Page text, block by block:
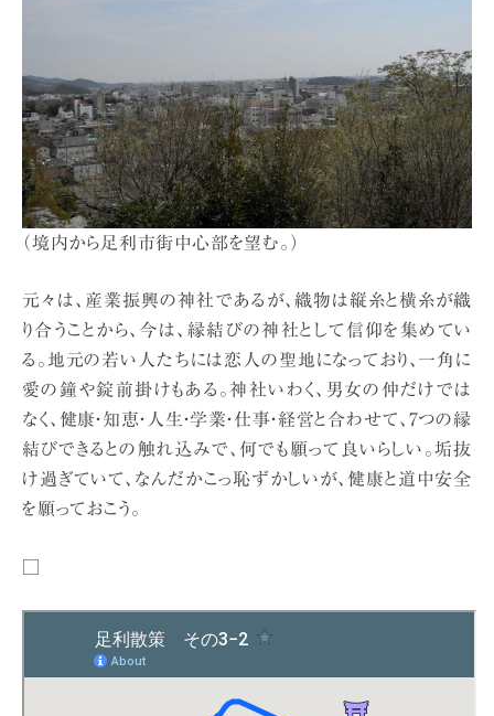
（境内から足利市街中心部を望む。）
元々は、産業振興の神社であるが、織物は縦糸と横糸が織
り合うことから、今は、縁結びの神社として信仰を集めてい
る。地元の若い人たちには恋人の聖地になっており、一角に
愛の鐘や錠前掛けもある。神社いわく、男女の仲だけでは
なく、健康・知恵・人生・学業・仕事・経営と合わせて、7つの縁
結びできるとの触れ込みで、何でも願って良いらしい。垢抜
け過ぎていて、なんだかこっ恥ずかしいが、健康と道中安全
を願っておこう。